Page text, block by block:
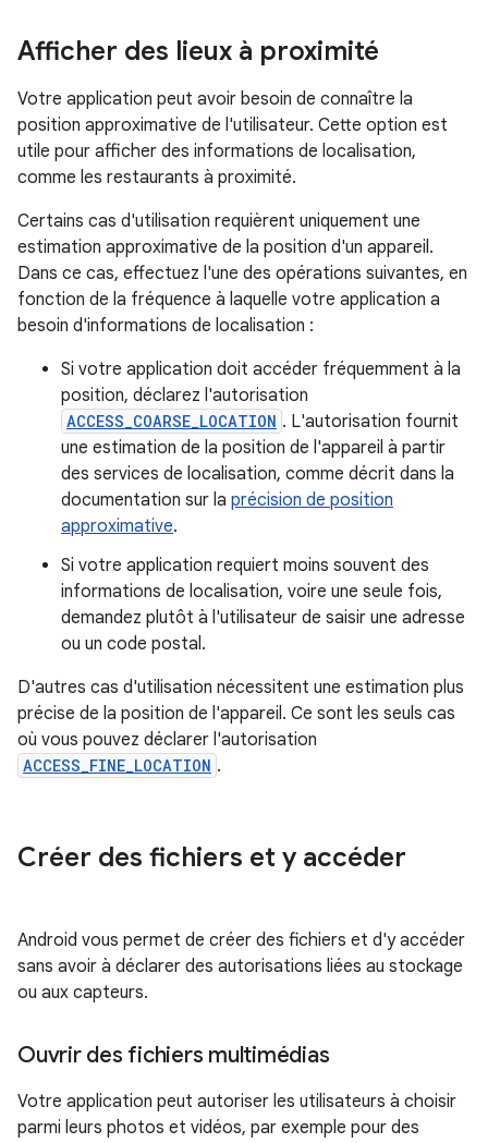
Afficher des lieux à proximité
Votre application peut avoir besoin de connaître la
position approximative de l'utilisateur. Cette option est
utile pour afficher des informations de localisation,
comme les restaurants à proximité.
Certains cas d'utilisation requièrent uniquement une
estimation approximative de la position d'un appareil.
Dans ce cas, effectuez l'une des opérations suivantes, en
fonction de la fréquence à laquelle votre application a
besoin d'informations de localisation :
Si votre application doit accéder fréquemment à la
position, déclarez l'autorisation
ACCESS_COARSE_LOCATION . L'autorisation fournit
une estimation de la position de l'appareil à partir
des services de localisation, comme décrit dans la
documentation sur la précision de position
approximative.
Si votre application requiert moins souvent des
informations de localisation, voire une seule fois,
demandez plutôt à l'utilisateur de saisir une adresse
ou un code postal.
D'autres cas d'utilisation nécessitent une estimation plus
précise de la position de l'appareil. Ce sont les seuls cas
où vous pouvez déclarer l'autorisation
ACCESS_FINE_LOCATION .
Créer des fichiers et y accéder
Android vous permet de créer des fichiers et d'y accéder
sans avoir à déclarer des autorisations liées au stockage
ou aux capteurs.
Ouvrir des fichiers multimédias
Votre application peut autoriser les utilisateurs à choisir
parmi leurs photos et vidéos, par exemple pour des